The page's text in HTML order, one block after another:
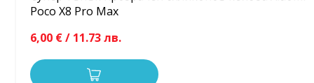
Poco X8 Pro Max
6,00 € / 11.73 лв.